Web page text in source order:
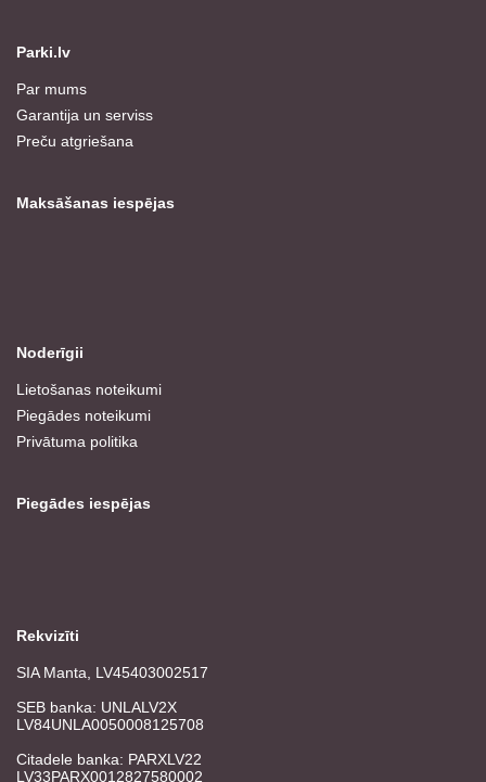
Parki.lv
Par mums
Garantija un serviss
Preču atgriešana
Maksāšanas iespējas
Noderīgii
Lietošanas noteikumi
Piegādes noteikumi
Privātuma politika
Piegādes iespējas
Rekvizīti
SIA Manta, LV45403002517
SEB banka: UNLALV2X
LV84UNLA0050008125708
Citadele banka: PARXLV22
LV33PARX0012827580002